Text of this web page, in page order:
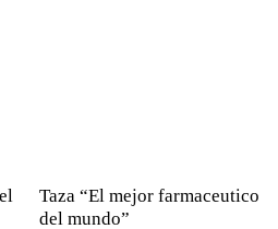
Taza “El mejor farmaceutico
del mundo”